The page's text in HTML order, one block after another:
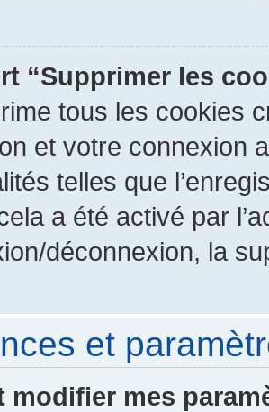
“Supprimer les
tous les cookies
et votre connexion
telles que
a été activé par
déconnexion, la
et
modifier mes